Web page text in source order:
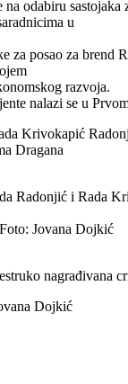
odabiru sastojaka
u
za posao za brend
razvoja.
nalazi se u
Krivokapić
Dragana
Radonjić i Rada
Jovana Dojkić
nagrađivana
Dojkić